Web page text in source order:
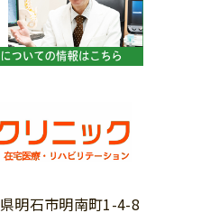
明石市明南町1-4-8